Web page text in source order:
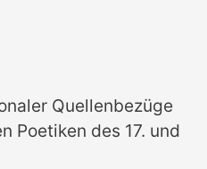
Quellenbezüge
Poetiken des 17. und